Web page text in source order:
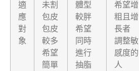
適
應
對
象
未割
包皮
包皮
較多
希望
簡單
體型
較胖
希望
同時
進行
抽脂
希望增
粗且增
長者
調整敏
感度的
人